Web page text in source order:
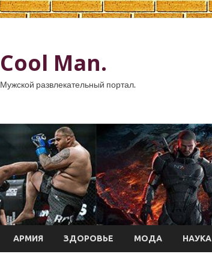
Cool Man.
Мужской развлекательный портал.
АРМИЯ ЗДОРОВЬЕ МОДА НАУКА